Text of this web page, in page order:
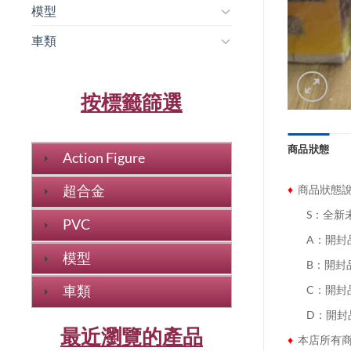
模型
車類
按標籤篩選
Action Figure
超合金
PVC
模型
車類
最近瀏覽的產品
商品狀態
♦ 商品狀態
S：全新
A：開封
B：開封
C：開封
D：開封
♦ 本店所有